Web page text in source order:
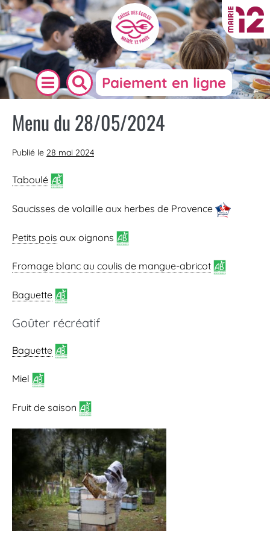
Paiement en ligne
Menu du 28/05/2024
Publié le 28 mai 2024
Taboulé
Saucisses de volaille aux herbes de Provence
Petits pois aux oignons
Fromage blanc au coulis de mangue-abricot
Baguette
Goûter récréatif
Baguette
Miel
Fruit de saison